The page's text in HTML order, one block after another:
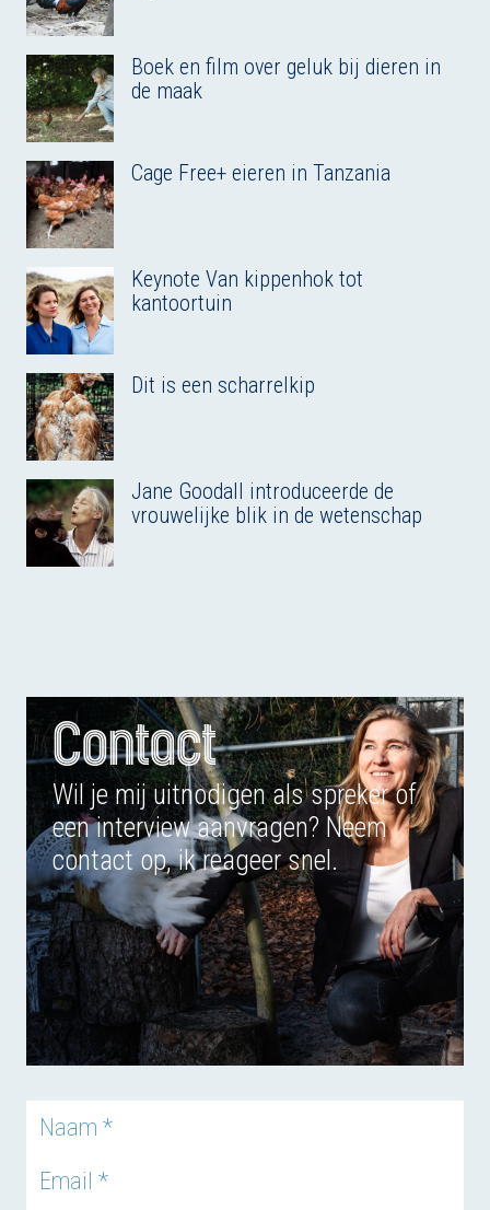
Boek en film over geluk bij dieren in
de maak
Cage Free+ eieren in Tanzania
Keynote Van kippenhok tot
kantoortuin
Dit is een scharrelkip
Jane Goodall introduceerde de
vrouwelijke blik in de wetenschap
Contact
Wil je mij uitnodigen als spreker of
een interview aanvragen? Neem
contact op, ik reageer snel.